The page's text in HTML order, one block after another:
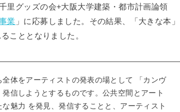
里グッズの会+大阪大学建築・都市計画論領
業 」に応募しました。その結果、「大きな本」
こととなりました。
体をアーティストの発表の場として 「カンヴ
信しようとするものです。公共空間とアート
魅力 を発見、発信することと、アーティスト